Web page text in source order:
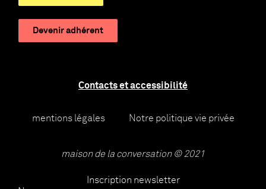
Devenir adhérent
Contacts et accessibilité
mentions légales Notre politique vie privée
maison de la conversation © 2021
Inscription newsletter